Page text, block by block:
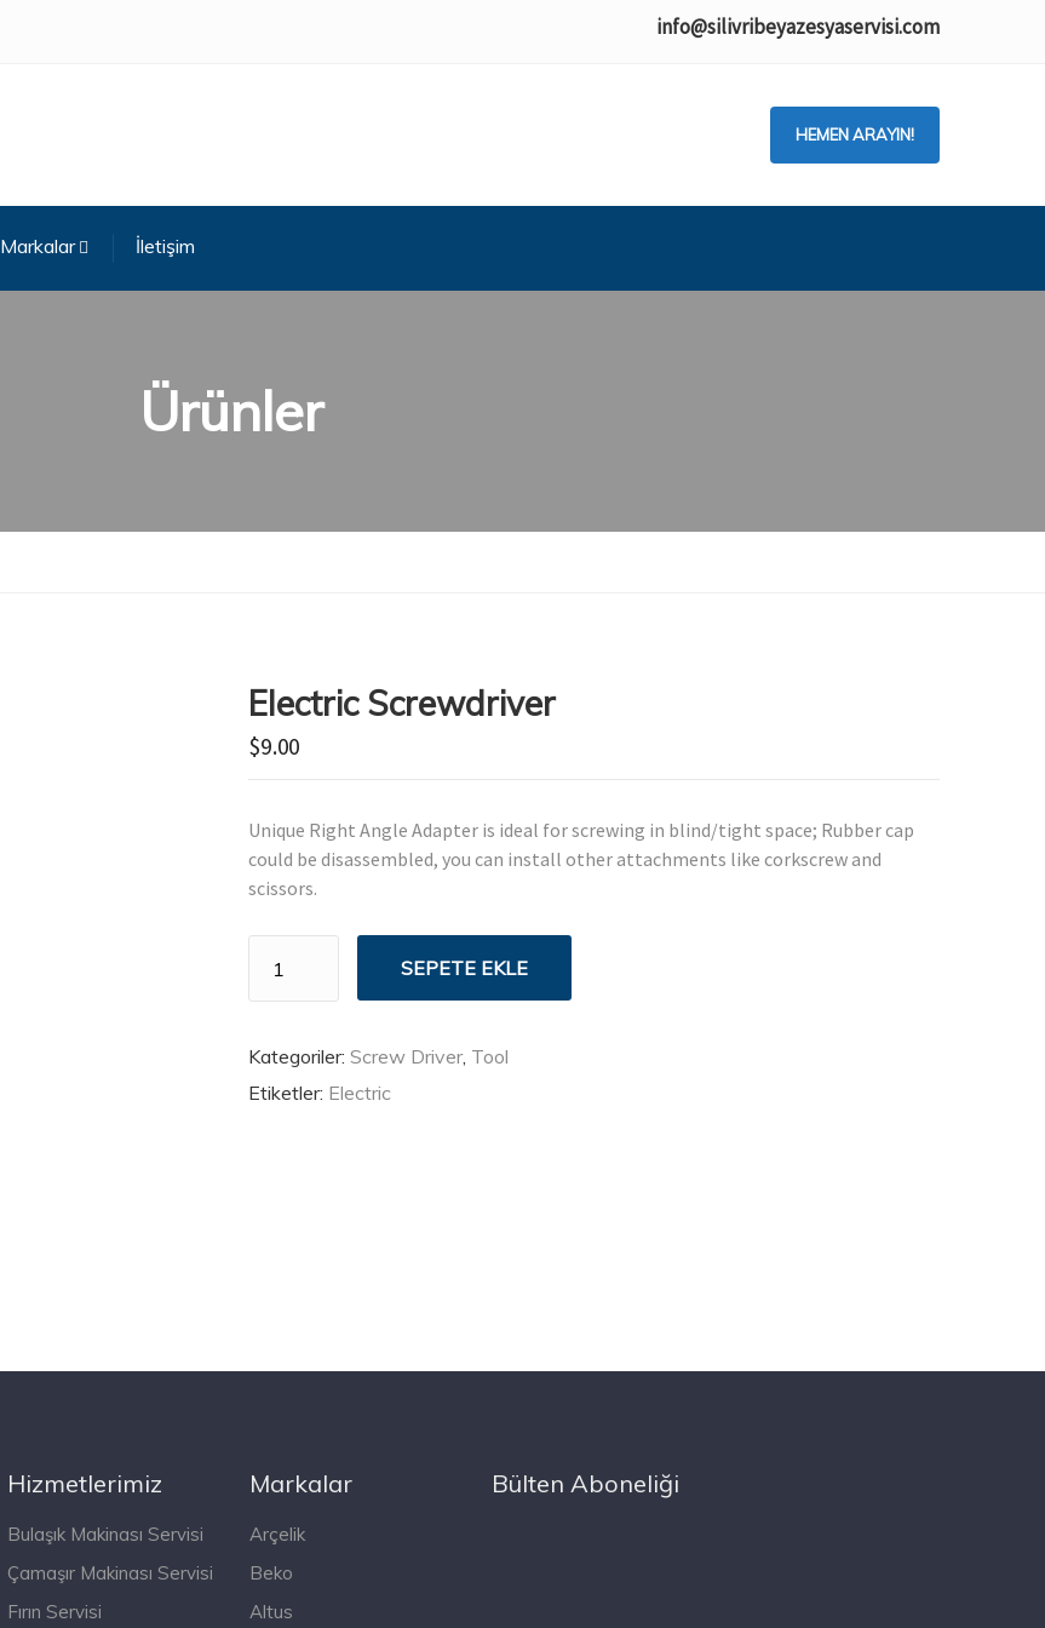
info@silivribeyazesyaservisi.com
HEMEN ARAYIN!
Markalar İletişim
Ürünler
Electric Screwdriver
$9.00
Unique Right Angle Adapter is ideal for screwing in blind/tight space; Rubber cap
could be disassembled, you can install other attachments like corkscrew and
scissors.
Screwdriver
adet
SEPETE EKLE
Kategoriler:Screw Driver, Tool
Etiketler: Electric
Hizmetlerimiz
Bulaşık Makinası Servisi
Çamaşır Makinası Servisi
Fırın Servisi
Markalar
Arçelik
Beko
Altus
Bülten Aboneliği